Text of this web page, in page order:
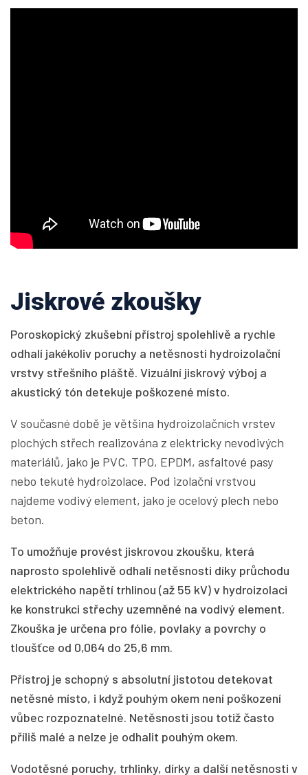
Jiskrové zkoušky
Poroskopický zkušební přístroj spolehlivě a rychle
odhalí jakékoliv poruchy a netěsnosti hydroizolační
vrstvy střešního pláště. Vizuální jiskrový výboj a
akustický tón detekuje poškozené místo.
V současné době je většina hydroizolačních vrstev
plochých střech realizována z elektricky nevodivých
materiálů, jako je PVC, TPO, EPDM, asfaltové pasy
nebo tekuté hydroizolace. Pod izolační vrstvou
najdeme vodivý element, jako je ocelový plech nebo
beton.
To umožňuje provést jiskrovou zkoušku, která
naprosto spolehlivě odhalí netěsnosti díky průchodu
elektrického napětí trhlinou (až 55 kV) v hydroizolaci
ke konstrukci střechy uzemněné na vodivý element.
Zkouška je určena pro fólie, povlaky a povrchy o
tloušťce od 0,064 do 25,6 mm.
Přístroj je schopný s absolutní jistotou detekovat
netěsné místo, i když pouhým okem není poškození
vůbec rozpoznatelné. Netěsnosti jsou totiž často
příliš malé a nelze je odhalit pouhým okem.
Vodotěsné poruchy, trhlinky, dírky a další netěsnosti v